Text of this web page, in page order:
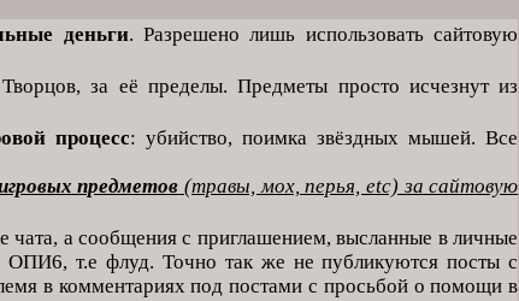
деньги. Разрешено лишь использовать сайтовую
за её пределы. Предметы просто исчезнут из
процесс: убийство, поимка звёздных мышей. Все
предметов (травы, мох, перья, etc) за сайтовую
а сообщения с приглашением, высланные в личные
ОПИ6, т.е флуд. Точно так же не публикуются посты с
в комментариях под постами с просьбой о помощи в